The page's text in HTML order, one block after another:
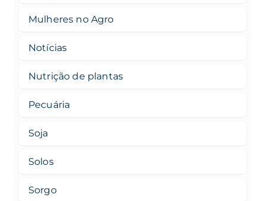
Mulheres no Agro
Notícias
Nutrição de plantas
Pecuária
Soja
Solos
Sorgo